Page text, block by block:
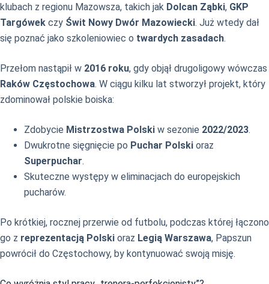
klubach z regionu Mazowsza, takich jak Dolcan Ząbki, GKP
Targówek czy Świt Nowy Dwór Mazowiecki. Już wtedy dał
się poznać jako szkoleniowiec o twardych zasadach.
Przełom nastąpił w 2016 roku, gdy objął drugoligowy wówczas
Raków Częstochowa. W ciągu kilku lat stworzył projekt, który
zdominował polskie boiska:
Zdobycie Mistrzostwa Polski w sezonie 2022/2023.
Dwukrotne sięgnięcie po Puchar Polski oraz
Superpuchar.
Skuteczne występy w eliminacjach do europejskich
pucharów.
Po krótkiej, rocznej przerwie od futbolu, podczas której łączono
go z reprezentacją Polski oraz Legią Warszawa, Papszun
powrócił do Częstochowy, by kontynuować swoją misję.